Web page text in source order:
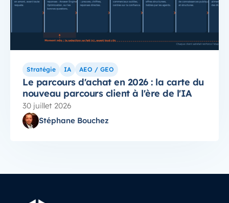
Stratégie IA AEO / GEO
Le parcours d'achat en 2026 : la carte du
nouveau parcours client à l'ère de l'IA
30 juillet 2026
Stéphane Bouchez